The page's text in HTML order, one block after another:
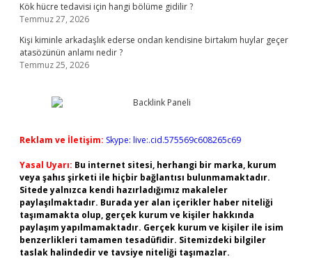
Kök hücre tedavisi için hangi bölüme gidilir ?
Temmuz 27, 2026
Kişi kiminle arkadaşlık ederse ondan kendisine birtakım huylar geçer
atasözünün anlamı nedir ?
Temmuz 25, 2026
Reklam ve İletişim: Skype: live:.cid.575569c608265c69
Yasal Uyarı: Bu internet sitesi, herhangi bir marka, kurum
veya şahıs şirketi ile hiçbir bağlantısı bulunmamaktadır.
Sitede yalnızca kendi hazırladığımız makaleler
paylaşılmaktadır. Burada yer alan içerikler haber niteliği
taşımamakta olup, gerçek kurum ve kişiler hakkında
paylaşım yapılmamaktadır. Gerçek kurum ve kişiler ile isim
benzerlikleri tamamen tesadüfidir. Sitemizdeki bilgiler
taslak halindedir ve tavsiye niteliği taşımazlar.